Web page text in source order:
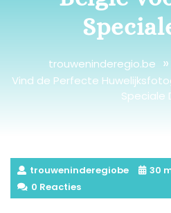
trouweninderegio.be »
Vind de Perfecte
Speciale
trouweninderegiobe
30
0 Reacties